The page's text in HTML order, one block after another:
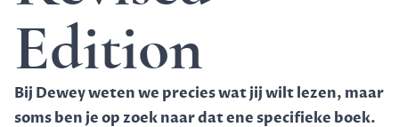
Edition
Bij Dewey weten we precies wat jij wilt lezen, maar
soms ben je op zoek naar dat ene specifieke boek.